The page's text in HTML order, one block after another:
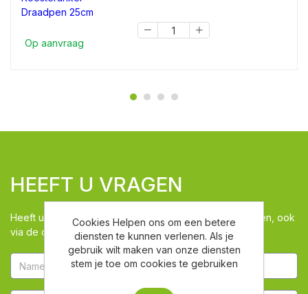
Op aanvraag
HEEFT U VRAGEN
Heeft u vragen kunt u via dit venster ons de vraag stellen, ook
via de chat zijn we beschikbaar
Cookies Helpen ons om een betere
diensten te kunnen verlenen. Als je
gebruik wilt maken van onze diensten
stem je toe om cookies te gebruiken